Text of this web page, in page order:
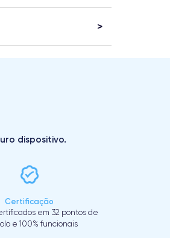
dispositivo.
Certificação
em 32 pontos de
e 100% funcionais